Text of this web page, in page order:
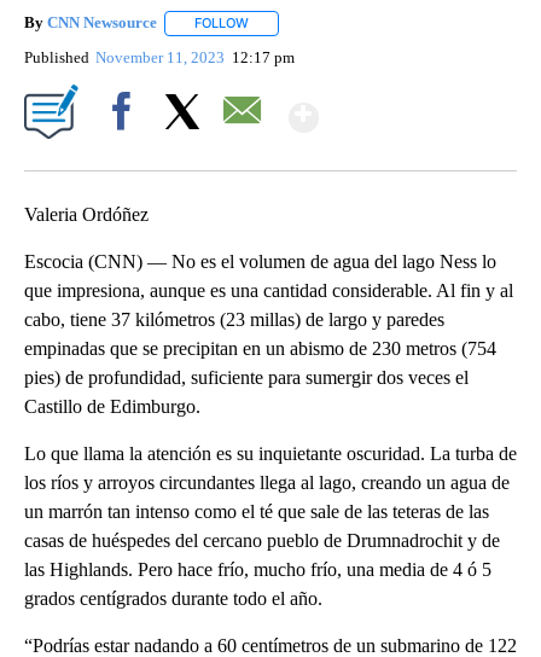
By CNN Newsource FOLLOW
Published November 11, 2023 12:17 pm
Valeria Ordóñez
Escocia (CNN) — No es el volumen de agua del lago Ness lo
que impresiona, aunque es una cantidad considerable. Al fin y al
cabo, tiene 37 kilómetros (23 millas) de largo y paredes
empinadas que se precipitan en un abismo de 230 metros (754
pies) de profundidad, suficiente para sumergir dos veces el
Castillo de Edimburgo.
Lo que llama la atención es su inquietante oscuridad. La turba de
los ríos y arroyos circundantes llega al lago, creando un agua de
un marrón tan intenso como el té que sale de las teteras de las
casas de huéspedes del cercano pueblo de Drumnadrochit y de
las Highlands. Pero hace frío, mucho frío, una media de 4 ó 5
grados centígrados durante todo el año.
“Podrías estar nadando a 60 centímetros de un submarino de 122